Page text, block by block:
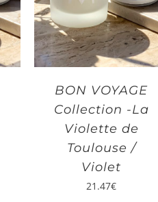
BON VOYAGE
Collection -La
Violette de
Toulouse /
Violet
21.47€